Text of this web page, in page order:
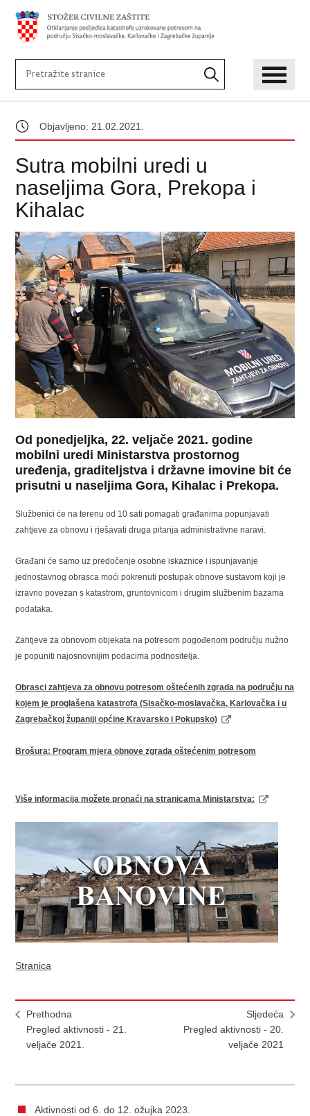
Objavljeno: 21.02.2021.
Sutra mobilni uredi u
naseljima Gora, Prekopa i
Kihalac
Od ponedjeljka, 22. veljače 2021. godine
mobilni uredi Ministarstva prostornog
uređenja, graditeljstva i državne imovine bit će
prisutni u naseljima Gora, Kihalac i Prekopa.
Službenici će na terenu od 10 sati pomagati građanima popunjavati
zahtjeve za obnovu i rješavati druga pitanja administrativne naravi.
Građani će samo uz predočenje osobne iskaznice i ispunjavanje
jednostavnog obrasca moći pokrenuti postupak obnove sustavom koji je
izravno povezan s katastrom, gruntovnicom i drugim službenim bazama
podataka.
Zahtjeve za obnovom objekata na potresom pogođenom području nužno
je popuniti najosnovnijim podacima podnositelja.
Obrasci zahtjeva za obnovu potresom oštećenih zgrada na području na
kojem je proglašena katastrofa (Sisačko-moslavačka, Karlovačka i u
Zagrebačkoj županiji općine Kravarsko i Pokupsko)
Brošura: Program mjera obnove zgrada oštećenim potresom
Više informacija možete pronaći na stranicama Ministarstva:
Stranica
Prethodna
Pregled aktivnosti - 21.
veljače 2021.
Sljedeća
Pregled aktivnosti - 20.
veljače 2021
Aktivnosti od 6. do 12. ožujka 2023.